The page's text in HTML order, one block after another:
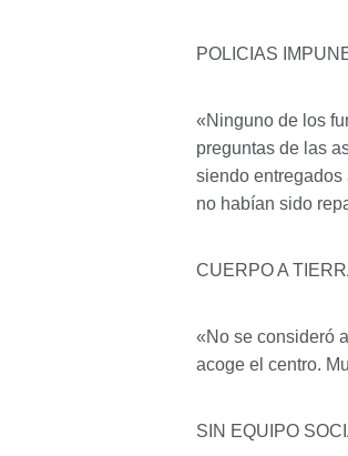
POLICIAS
«Ninguno de los
preguntas de las
siendo
no habían sido
CUERPOA
«No se consideró
acoge el centro.
SIN EQUIPO